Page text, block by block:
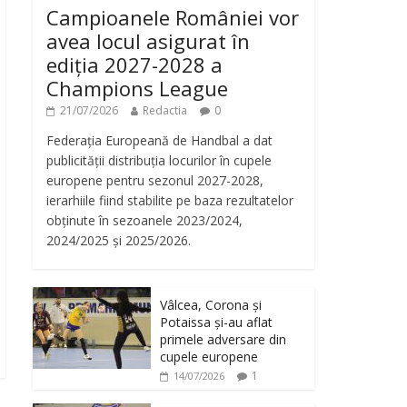
Campioanele României vor
avea locul asigurat în
ediția 2027-2028 a
Champions League
21/07/2026 Redactia 0
Federația Europeană de Handbal a dat
publicității distribuția locurilor în cupele
europene pentru sezonul 2027-2028,
ierarhiile fiind stabilite pe baza rezultatelor
obținute în sezoanele 2023/2024,
2024/2025 și 2025/2026.
Vâlcea, Corona și
Potaissa și-au aflat
primele adversare din
cupele europene
14/07/2026 1